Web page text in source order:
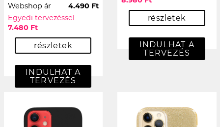
Webshop ár
4.490 Ft
Egyedi tervezéssel
7.480 Ft
részletek
INDULHAT A
TERVEZÉS
részletek
INDULHAT A
TERVEZÉS